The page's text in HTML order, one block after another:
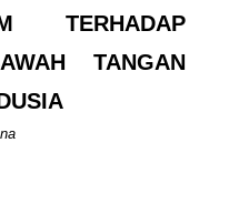
TERHADAP
TANGAN